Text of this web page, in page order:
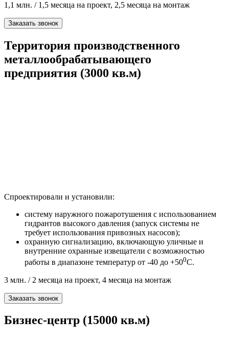
1,1 млн. / 1,5 месяца на проект, 2,5 месяца на монтаж
Заказать звонок
Территория производственного
металлообрабатывающего
предприятия (3000 кв.м)
Спроектировали и установили:
систему наружного пожаротушения с использованием
гидрантов высокого давления (запуск системы не
требует использования привозных насосов);
охранную сигнализацию, включающую уличные и
внутренние охранные извещатели с возможностью
работы в диапазоне температур от -40 до +500С.
3 млн. / 2 месяца на проект, 4 месяца на монтаж
Заказать звонок
Бизнес-центр (15000 кв.м)